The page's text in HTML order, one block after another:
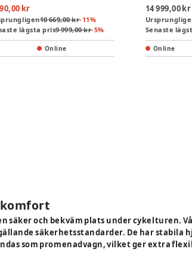
kr
10 669,00 kr-11%
lägsta pris9 999,00 kr-5%
Online
14 999,00 kr
Senaste
Online
säker och bekväm plats under cykelturen.
säkerhetsstandarder. De har stabila
som promenadvagn, vilket ger extra